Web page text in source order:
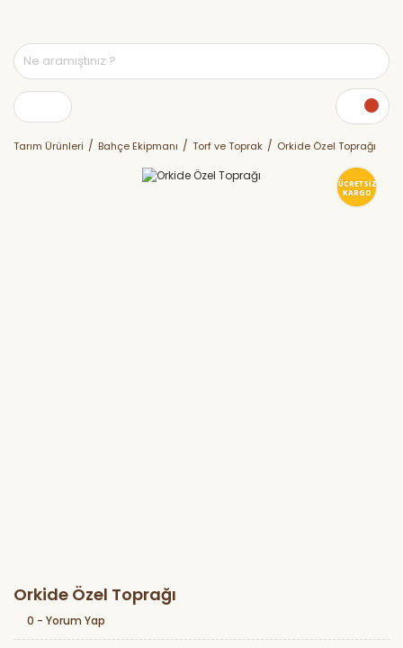
Tarım Ürünleri Bahçe Ekipmanı Torf ve Toprak Orkide Özel Toprağı
ÜCRETSİZ
KARGO
Orkide Özel Toprağı
0 - Yorum Yap